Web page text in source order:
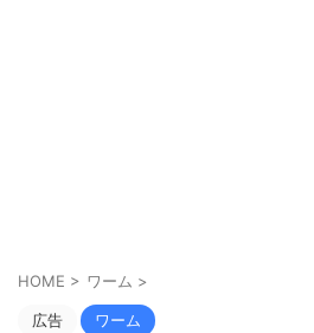
HOME > ワーム >
広告 ワーム